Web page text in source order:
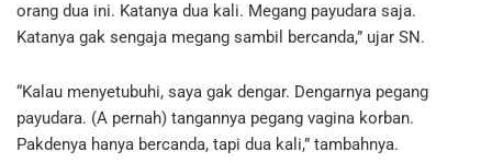
orang dua ini. Katanya dua kali. Megang payudara saja.
Katanya gak sengaja megang sambil bercanda,” ujar SN.
“Kalau menyetubuhi, saya gak dengar. Dengarnya pegang
payudara. (A pernah) tangannya pegang vagina korban.
Pakdenya hanya bercanda, tapi dua kali,” tambahnya.